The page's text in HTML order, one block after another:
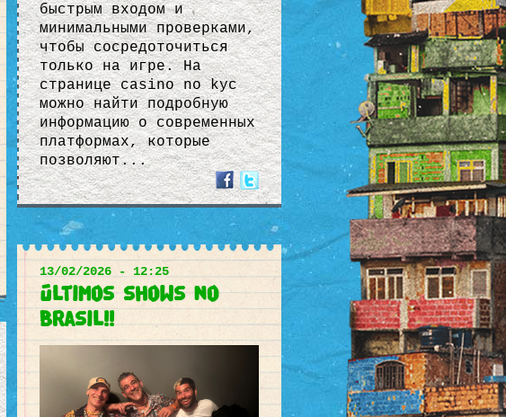
быстрым входом и
минимальными проверками,
чтобы сосредоточиться
только на игре. На
странице casino no kyc
можно найти подробную
информацию о современных
платформах, которые
позволяют...
13/02/2026 - 12:25
Últimos shows no
Brasil!!